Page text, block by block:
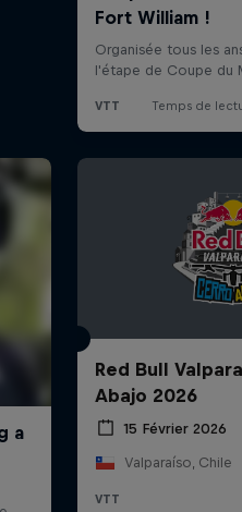
Red Bull
Abajo 2026
15 Février 2026
Valparaíso, Chile
VTT